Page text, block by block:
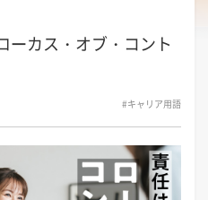
カス・オブ・コント
#キャリア用語